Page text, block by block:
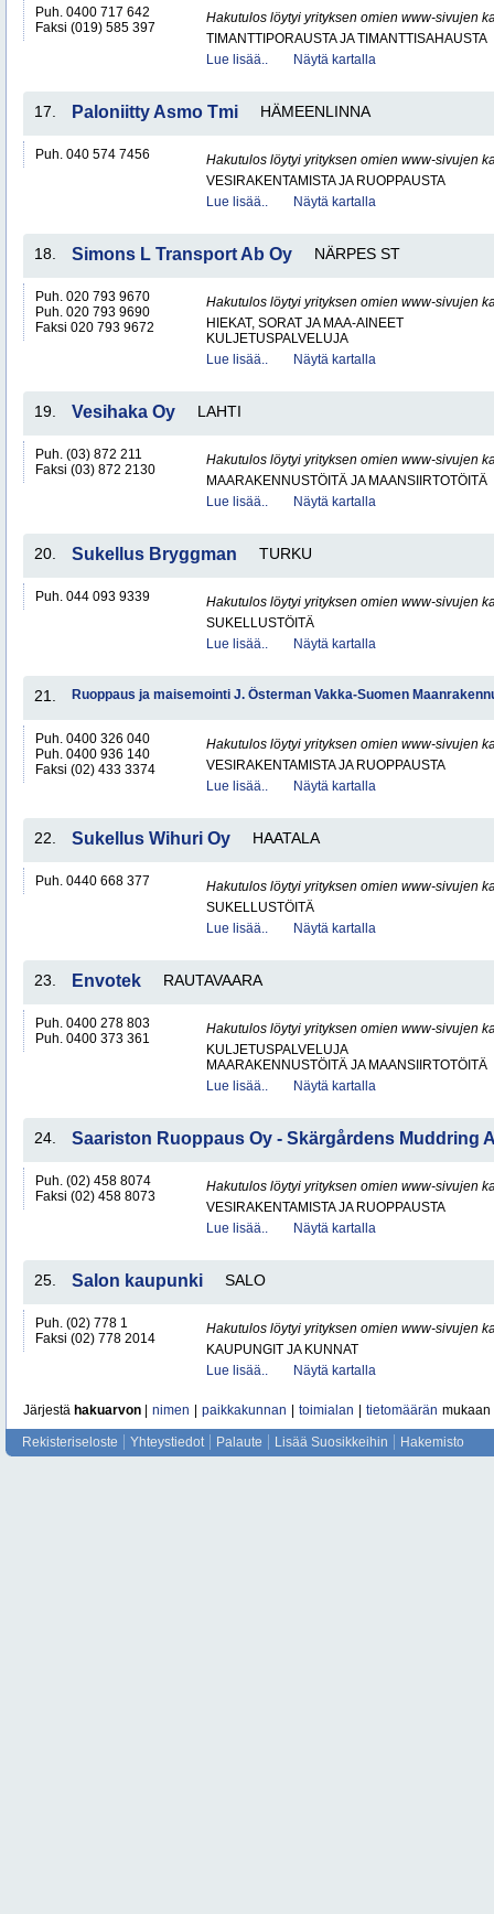
Puh. 0400 717 642
Faksi (019) 585 397
Hakutulos löytyi yrityksen omien www-sivujen
TIMANTTIPORAUSTA JA TIMANTTISAHAUSTA
Lue lisää..
Näytä kartalla
17. Paloniitty Asmo Tmi HÄMEENLINNA
Puh. 040 574 7456
Hakutulos löytyi yrityksen omien www-sivujen
VESIRAKENTAMISTA JA RUOPPAUSTA
Lue lisää..
Näytä kartalla
18. Simons L Transport Ab Oy NÄRPES ST
Puh. 020 793 9670
Puh. 020 793 9690
Faksi 020 793 9672
Hakutulos löytyi yrityksen omien www-sivujen
HIEKAT, SORAT JA MAA-AINEET
KULJETUSPALVELUJA
Lue lisää..
Näytä kartalla
19. Vesihaka Oy LAHTI
Puh. (03) 872 211
Faksi (03) 872 2130
Hakutulos löytyi yrityksen omien www-sivujen
MAARAKENNUSTÖITÄ JA MAANSIIRTOTÖITÄ
Lue lisää..
Näytä kartalla
20. Sukellus Bryggman TURKU
Puh. 044 093 9339
Hakutulos löytyi yrityksen omien www-sivujen
SUKELLUSTÖITÄ
Lue lisää..
Näytä kartalla
21. Ruoppaus ja maisemointi J. Österman Vakka-Suomen
Puh. 0400 326 040
Puh. 0400 936 140
Faksi (02) 433 3374
Hakutulos löytyi yrityksen omien www-sivujen
VESIRAKENTAMISTA JA RUOPPAUSTA
Lue lisää..
Näytä kartalla
22. Sukellus Wihuri Oy HAATALA
Puh. 0440 668 377
Hakutulos löytyi yrityksen omien www-sivujen
SUKELLUSTÖITÄ
Lue lisää..
Näytä kartalla
23. Envotek RAUTAVAARA
Puh. 0400 278 803
Puh. 0400 373 361
Hakutulos löytyi yrityksen omien www-sivujen
KULJETUSPALVELUJA
MAARAKENNUSTÖITÄ JA MAANSIIRTOTÖITÄ
Lue lisää..
Näytä kartalla
24. Saariston Ruoppaus Oy - Skärgårdens Muddring
Puh. (02) 458 8074
Faksi (02) 458 8073
Hakutulos löytyi yrityksen omien www-sivujen
VESIRAKENTAMISTA JA RUOPPAUSTA
Lue lisää..
Näytä kartalla
25. Salon kaupunki SALO
Puh. (02) 778 1
Faksi (02) 778 2014
Hakutulos löytyi yrityksen omien www-sivujen
KAUPUNGIT JA KUNNAT
Lue lisää..
Näytä kartalla
Järjestä hakuarvon nimen paikkakunnan toimialan tietomäärän mukaan
Rekisteriseloste Yhteystiedot Palaute Lisää Suosikkeihin Hakemisto